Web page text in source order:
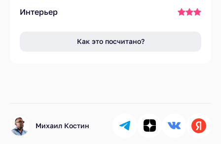
Интерьер
Как это посчитано?
Михаил Костин